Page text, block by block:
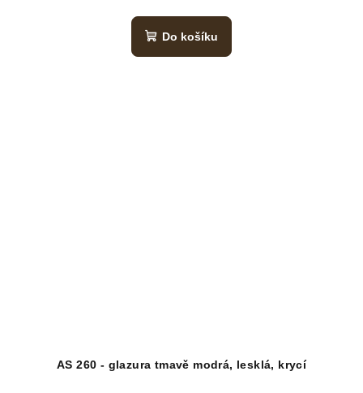
Do košíku
AS 260 - glazura tmavě modrá, lesklá, krycí